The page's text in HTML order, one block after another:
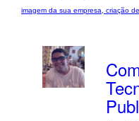
imagem da sua empresa, criação